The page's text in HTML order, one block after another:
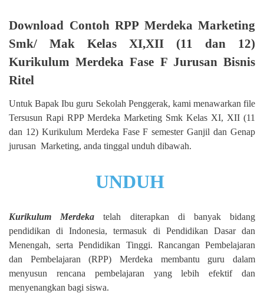
Download Contoh RPP Merdeka Marketing
Smk/ Mak Kelas XI,XII (11 dan 12)
Kurikulum Merdeka Fase F Jurusan Bisnis
Ritel
Untuk Bapak Ibu guru Sekolah Penggerak, kami menawarkan file
Tersusun Rapi RPP Merdeka Marketing Smk Kelas XI, XII (11
dan 12) Kurikulum Merdeka Fase F semester Ganjil dan Genap
jurusan Marketing, anda tinggal unduh dibawah.
UNDUH
Kurikulum Merdeka telah diterapkan di banyak bidang
pendidikan di Indonesia, termasuk di Pendidikan Dasar dan
Menengah, serta Pendidikan Tinggi. Rancangan Pembelajaran
dan Pembelajaran (RPP) Merdeka membantu guru dalam
menyusun rencana pembelajaran yang lebih efektif dan
menyenangkan bagi siswa.